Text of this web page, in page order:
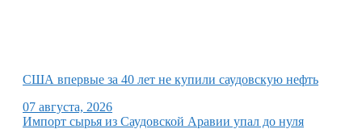
США впервые за 40 лет не купили саудовскую нефть
07 августа, 2026
Импорт сырья из Саудовской Аравии упал до нуля